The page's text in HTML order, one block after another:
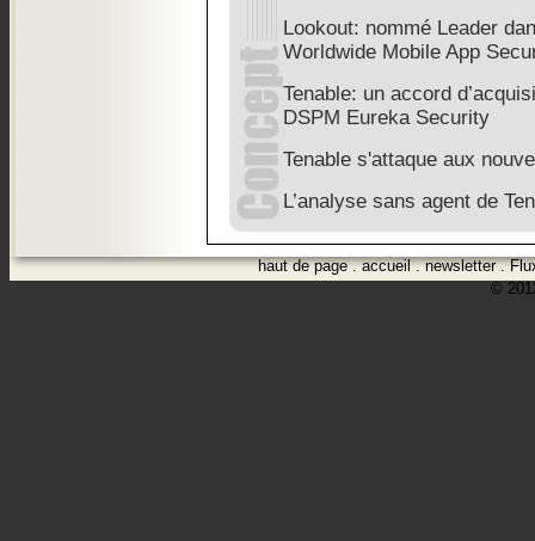
Lookout: nommé Leader
Worldwide Mobile App
Tenable: un accord
DSPM Eureka Security
Tenable s'attaque aux
L’analyse sans agent de
haut de page.accueil.newsletter.
©